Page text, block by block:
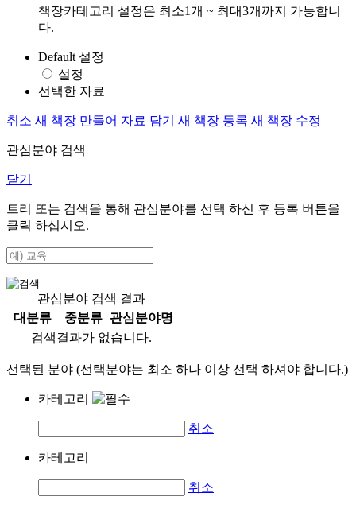
책장카테고리 설정은 최소1개 ~ 최대3개까지 가능합니
다.
Default 설정
설정
선택한 자료
취소 새 책장 만들어 자료 담기 새 책장 등록 새 책장 수정
관심분야 검색
닫기
트리 또는 검색을 통해 관심분야를 선택 하신 후 등록 버튼을
클릭 하십시오.
관심분야 검색 결과
대분류
중분류
관심분야명
검색결과가 없습니다.
선택된 분야 (선택분야는 최소 하나 이상 선택 하셔야 합니다.)
카테고리
취소
카테고리
취소